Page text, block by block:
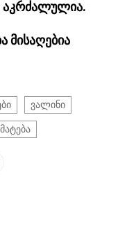
აკრძალულია.
მისაღებია
ვალინი